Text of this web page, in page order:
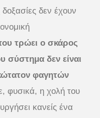
δεν έχουν
τρώει ο σκάρος
σύστημα δεν είναι
φαγητών
φυσικά, η χολή του
κανείς ένα